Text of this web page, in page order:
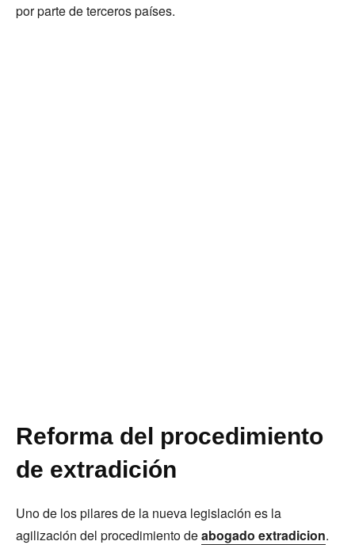
por parte de terceros países.
Reforma del procedimiento
de extradición
Uno de los pilares de la nueva legislación es la
agilización del procedimiento deabogado extradicion.